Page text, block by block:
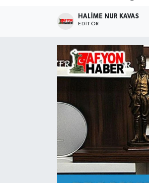
HALIME NUR KAVAS
EDITÖR
Magazin